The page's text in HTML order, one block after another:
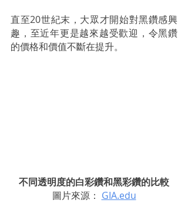
直至20世紀末，大眾才開始對黑鑽感興
趣，至近年更是越來越受歡迎，令黑鑽
的價格和價值不斷在提升。
不同透明度的白彩鑽和黑彩鑽的比較
圖片來源： GIA.edu